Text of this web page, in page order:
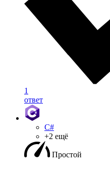
1
ответ
C#
+2 ещё
Простой